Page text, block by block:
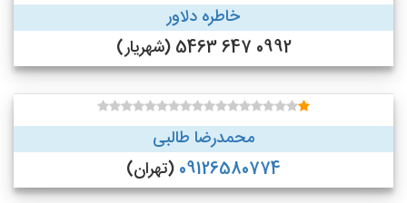
خاطره دلاور
0992 647 5463 (شهریار)
محمدرضا طالبی
09126580774 (تهران)